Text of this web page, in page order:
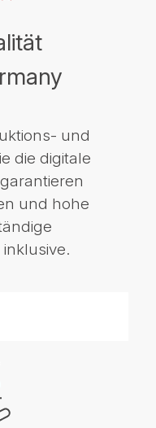
und
die digitale
und hohe